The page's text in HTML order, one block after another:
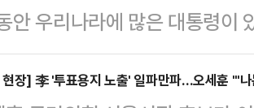
됐다. 영상에는 하 후보가 시민
을 보이는…
하면서 임원까지 오른 입지전
에서 가장 중요한 건 '앞으로
보는 삼성전자에서 30년 넘게
안 우리나라에 많은 대통령이
굴리고 또 정상적인 법질서를
."박형준 국민의힘 부산시장
장] 李 '투표용지 노출' 일파만파…오세훈 "'